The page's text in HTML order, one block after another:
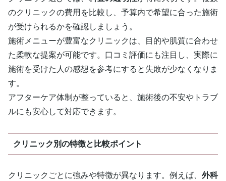
のクリニックの費用を比較し、予算内で希望に合った施術
が受けられるかを確認しましょう。
施術メニューが豊富なクリニックは、目的や肌質に合わせ
た柔軟な提案が可能です。口コミ評価にも注目し、実際に
施術を受けた人の感想を参考にすると失敗が少なくなりま
す。
アフターケア体制が整っていると、施術後の不安やトラブ
ルにも安心して対応できます。
クリニック別の特徴と比較ポイント
クリニックごとに強みや特徴が異なります。例えば、 外科